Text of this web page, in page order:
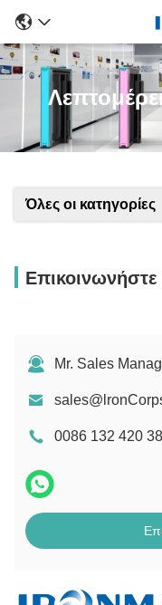
Όλες οι κατηγορίες
Επικοινωνήστε
Mr. Sales
0086 132 420